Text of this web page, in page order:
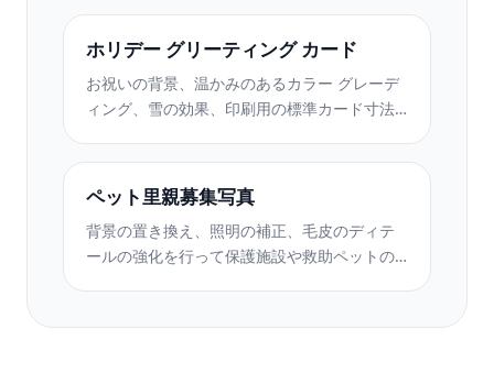
表カードの写真を作成します。
ホリデー グリーティング カード
お祝いの背景、温かみのあるカラー グレーデ
ィング、雪の効果、印刷用の標準カード寸法
家族写真やポートレート写真を準備します。
ペット里親募集写真
背景の置き換え、照明の補正、毛皮のディテ
ールの強化を行って保護施設や救助ペットの